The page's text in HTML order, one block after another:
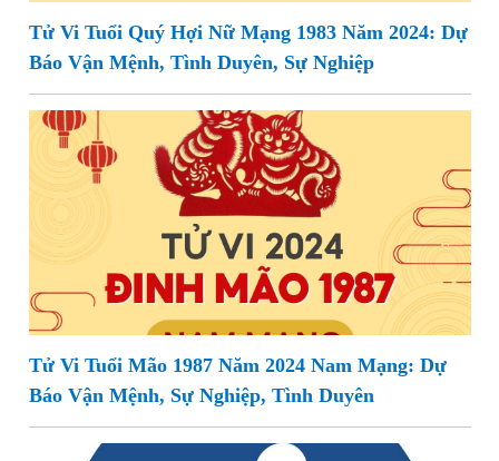
Tử Vi Tuổi Quý Hợi Nữ Mạng 1983 Năm 2024: Dự
Báo Vận Mệnh, Tình Duyên, Sự Nghiệp
Tử Vi Tuổi Mão 1987 Năm 2024 Nam Mạng: Dự
Báo Vận Mệnh, Sự Nghiệp, Tình Duyên